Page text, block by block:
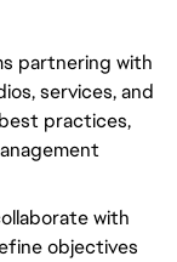
partnering with
services, and
practices,
with
objectives